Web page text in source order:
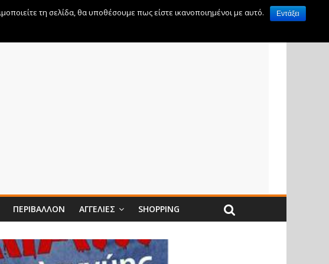
ΠΕΡΙΒΆΛΛΟΝ ΑΓΓΕΛΊΕΣ SHOPPING
τη σελίδα, θα υποθέσουμε πως είστε ικανοποιημένοι με αυτό.
Εντάξει